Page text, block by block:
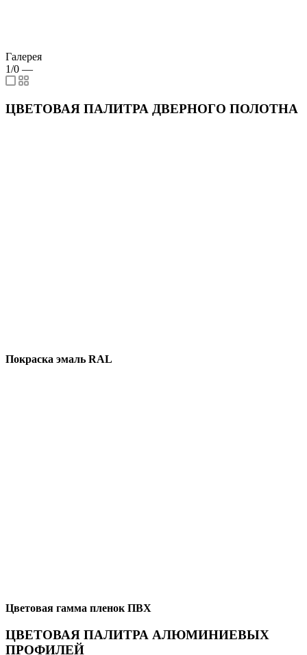
Галерея
1/0 —
ЦВЕТОВАЯ ПАЛИТРА ДВЕРНОГО ПОЛОТНА
Покраска эмаль RAL
Цветовая гамма пленок ПВХ
ЦВЕТОВАЯ ПАЛИТРА АЛЮМИНИЕВЫХ
ПРОФИЛЕЙ